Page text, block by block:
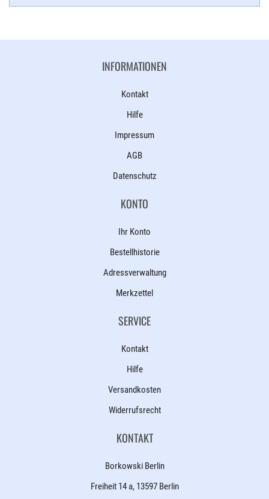
INFORMATIONEN
Kontakt
Hilfe
Impressum
AGB
Datenschutz
KONTO
Ihr Konto
Bestellhistorie
Adressverwaltung
Merkzettel
SERVICE
Kontakt
Hilfe
Versandkosten
Widerrufsrecht
KONTAKT
Borkowski Berlin
Freiheit 14 a, 13597 Berlin